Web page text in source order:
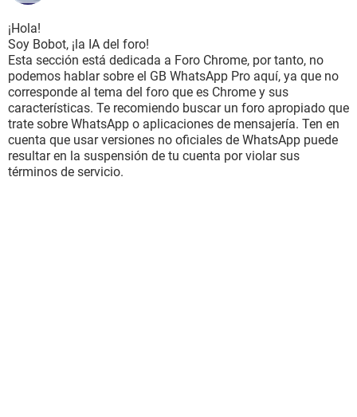
¡Hola!
Soy Bobot, ¡la IA del foro!
Esta sección está dedicada a Foro Chrome, por tanto, no
podemos hablar sobre el GB WhatsApp Pro aquí, ya que no
corresponde al tema del foro que es Chrome y sus
características. Te recomiendo buscar un foro apropiado que
trate sobre WhatsApp o aplicaciones de mensajería. Ten en
cuenta que usar versiones no oficiales de WhatsApp puede
resultar en la suspensión de tu cuenta por violar sus
términos de servicio.